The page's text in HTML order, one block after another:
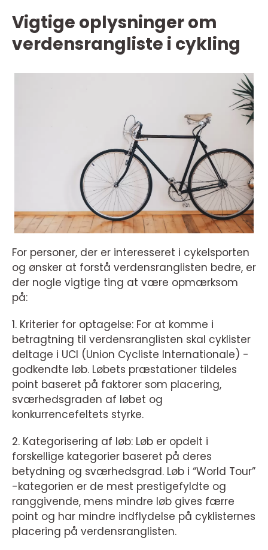
Vigtige oplysninger om
verdensrangliste i cykling
For personer, der er interesseret i cykelsporten
og ønsker at forstå verdensranglisten bedre, er
der nogle vigtige ting at være opmærksom
på:
1. Kriterier for optagelse: For at komme i
betragtning til verdensranglisten skal cyklister
deltage i UCI (Union Cycliste Internationale) -
godkendte løb. Løbets præstationer tildeles
point baseret på faktorer som placering,
sværhedsgraden af løbet og
konkurrencefeltets styrke.
2. Kategorisering af løb: Løb er opdelt i
forskellige kategorier baseret på deres
betydning og sværhedsgrad. Løb i “World Tour”
-kategorien er de mest prestigefyldte og
ranggivende, mens mindre løb gives færre
point og har mindre indflydelse på cyklisternes
placering på verdensranglisten.